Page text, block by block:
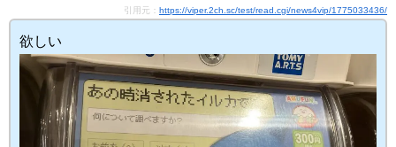
引用元： https://viper.2ch.sc/test/read.cgi/news4vip/1775033436/
欲しい